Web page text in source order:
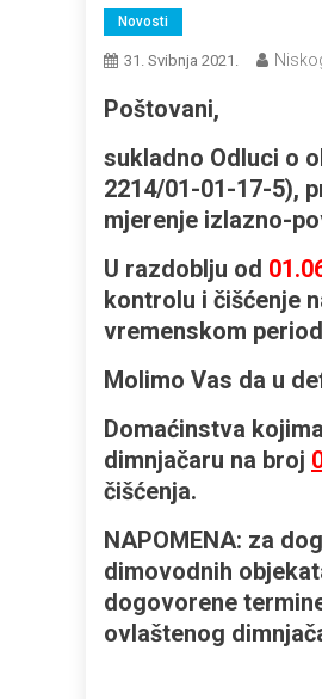
Novosti
31. Svibnja 2021.
Poštovani,
sukladno Odluci o
2214/01-01-17-5),
mjerenje izlazno-
U razdoblju od
kontrolu i čišćenje
vremenskom
Molimo Vas da u
Domaćinstva
dimnjačaru na broj
čišćenja.
NAPOMENA: za
dimovodnih
dogovorene
ovlaštenog